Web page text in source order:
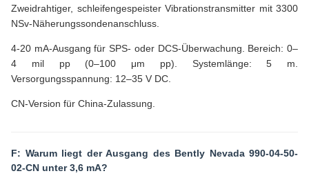
Zweidrahtiger, schleifengespeister Vibrationstransmitter mit 3300
NSv-Näherungssondenanschluss.
4-20 mA-Ausgang für SPS- oder DCS-Überwachung. Bereich: 0–
4 mil pp (0–100 μm pp). Systemlänge: 5 m.
Versorgungsspannung: 12–35 V DC.
CN-Version für China-Zulassung.
F: Warum liegt der Ausgang des Bently Nevada 990-04-50-
02-CN unter 3,6 mA?